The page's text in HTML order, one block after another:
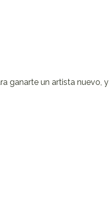
ganarte un artista nuevo, y